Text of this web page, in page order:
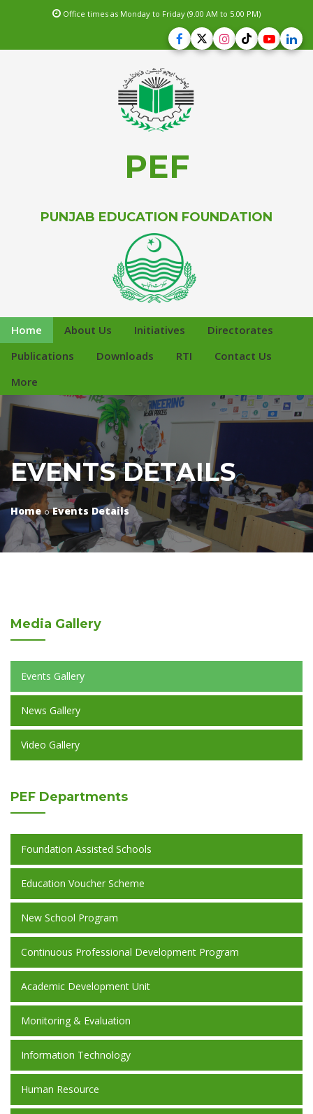
Office times as Monday to Friday (9.00 AM to 5.00 PM)
PEF
PUNJAB EDUCATION FOUNDATION
Home About Us Initiatives
Directorates
Publications
Downloads RTI
Contact Us
More
EVENTS DETAILS
Home Events Details
Media Gallery
Events Gallery
News Gallery
Video Gallery
PEF Departments
Foundation Assisted Schools
Education Voucher Scheme
New School Program
Continuous Professional Development Program
Academic Development Unit
Monitoring & Evaluation
Information Technology
Human Resource